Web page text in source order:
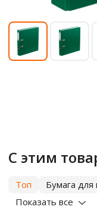
С этим
Топ Бумага для
Показать все